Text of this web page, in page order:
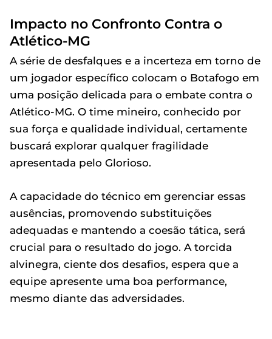
Impacto no Confronto Contra o
Atlético-MG
A série de desfalques e a incerteza em torno de
um jogador específico colocam o Botafogo em
uma posição delicada para o embate contra o
Atlético-MG. O time mineiro, conhecido por
sua força e qualidade individual, certamente
buscará explorar qualquer fragilidade
apresentada pelo Glorioso.
A capacidade do técnico em gerenciar essas
ausências, promovendo substituições
adequadas e mantendo a coesão tática, será
crucial para o resultado do jogo. A torcida
alvinegra, ciente dos desafios, espera que a
equipe apresente uma boa performance,
mesmo diante das adversidades.